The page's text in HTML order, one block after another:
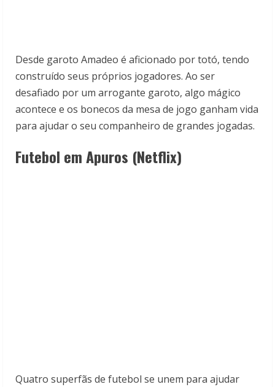
Desde garoto Amadeo é aficionado por totó, tendo
construído seus próprios jogadores. Ao ser
desafiado por um arrogante garoto, algo mágico
acontece e os bonecos da mesa de jogo ganham vida
para ajudar o seu companheiro de grandes jogadas.
Futebol em Apuros (Netflix)
Quatro superfãs de futebol se unem para ajudar